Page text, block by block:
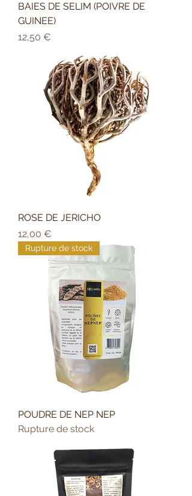
BAIES DE SELIM (POIVRE DE
GUINEE)
Prix
12,50 €
ROSE DE JERICHO
Prix
12,00 €
Rupture de stock
POUDRE DE NEP NEP
Rupture de stock